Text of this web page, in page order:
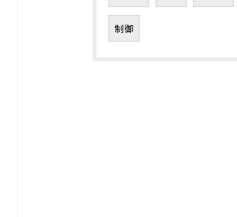
制御